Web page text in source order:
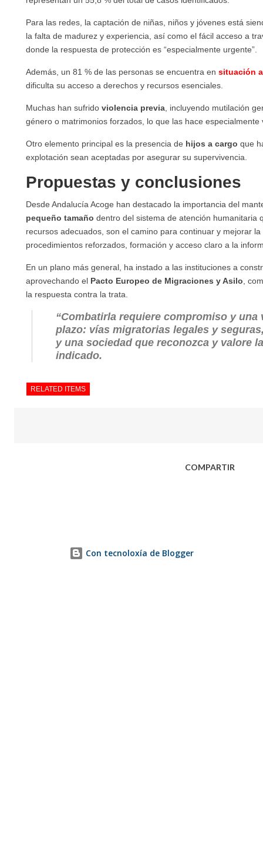
Para las redes, la captación de niñas, niños y jóvenes está
la falta de madurez y experiencia, así como el fácil acceso a
donde la respuesta de protección es “especialmente urgente”.
Además, un 81 % de las personas se encuentra en situación
dificulta su acceso a derechos y recursos esenciales.
Muchas han sufrido violencia previa, incluyendo mutilación
género o matrimonios forzados, lo que las hace
Otro elemento principal es la presencia de hijos a cargo que
explotación sean aceptadas por asegurar su supervivencia.
Propuestas y conclusiones
Desde Andalucía Acoge han destacado la importancia del
pequeño tamaño dentro del sistema de atención humanitaria
recursos adecuados, son el camino para continuar y mejorar
procedimientos reforzados, formación y acceso claro a la
En un plano más general, ha instado a las instituciones a
aprovechando el Pacto Europeo de Migraciones y Asilo ,
la respuesta contra la trata.
“Combatirla requiere compromiso y una
plazo: vías migratorias legales y seguras
y una sociedad que reconozca y valore
indicado.
RELATED ITEMS
COMPARTIR
Con tecnoloxía de Blogger